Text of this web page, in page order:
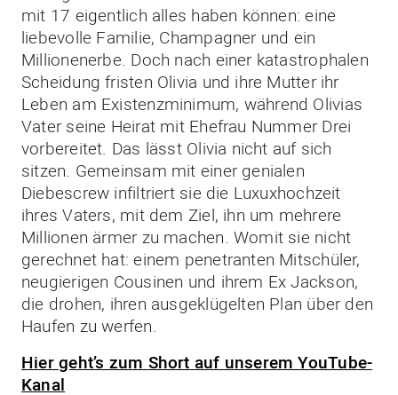
mit 17 eigentlich alles haben können: eine
liebevolle Familie, Champagner und ein
Millionenerbe. Doch nach einer katastrophalen
Scheidung fristen Olivia und ihre Mutter ihr
Leben am Existenzminimum, während Olivias
Vater seine Heirat mit Ehefrau Nummer Drei
vorbereitet. Das lässt Olivia nicht auf sich
sitzen. Gemeinsam mit einer genialen
Diebescrew infiltriert sie die Luxuxhochzeit
ihres Vaters, mit dem Ziel, ihn um mehrere
Millionen ärmer zu machen. Womit sie nicht
gerechnet hat: einem penetranten Mitschüler,
neugierigen Cousinen und ihrem Ex Jackson,
die drohen, ihren ausgeklügelten Plan über den
Haufen zu werfen.
Hier geht’s zum Short auf unserem YouTube-
Kanal